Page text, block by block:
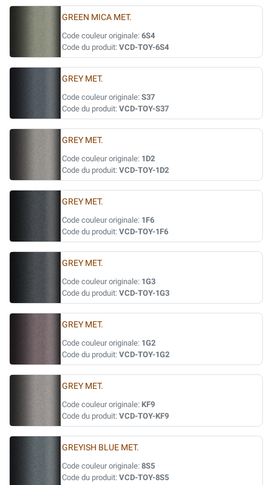
GREEN MICA MET.
Code couleur originale: 6S4
Code du produit: VCD-TOY-6S4
GREY MET.
Code couleur originale: S37
Code du produit: VCD-TOY-S37
GREY MET.
Code couleur originale: 1D2
Code du produit: VCD-TOY-1D2
GREY MET.
Code couleur originale: 1F6
Code du produit: VCD-TOY-1F6
GREY MET.
Code couleur originale: 1G3
Code du produit: VCD-TOY-1G3
GREY MET.
Code couleur originale: 1G2
Code du produit: VCD-TOY-1G2
GREY MET.
Code couleur originale: KF9
Code du produit: VCD-TOY-KF9
GREYISH BLUE MET.
Code couleur originale: 8S5
Code du produit: VCD-TOY-8S5